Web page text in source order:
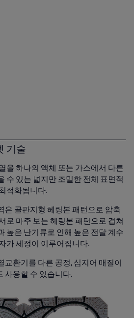
기술
을 하나의 액체 또는 가스에서 다른
수 있는 넓지만 조밀한 전체 표면적
적화됩니다.
은 골판지형 헤링본 패턴으로 압축
로 마주 보는 헤링본 패턴으로 겹쳐
높은 난기류로 인해 높은 전달 계수
가 세정이 이루어집니다.
교환기를 다른 공정, 심지어 매질이
사용할 수 있습니다.